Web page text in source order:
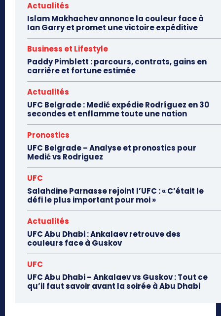
Actualités
Islam Makhachev annonce la couleur face à
Ian Garry et promet une victoire expéditive
Business et Lifestyle
Paddy Pimblett : parcours, contrats, gains en
carrière et fortune estimée
Actualités
UFC Belgrade : Medić expédie Rodríguez en 30
secondes et enflamme toute une nation
Pronostics
UFC Belgrade – Analyse et pronostics pour
Medić vs Rodriguez
UFC
Salahdine Parnasse rejoint l’UFC : « C’était le
défi le plus important pour moi »
Actualités
UFC Abu Dhabi : Ankalaev retrouve des
couleurs face à Guskov
UFC
UFC Abu Dhabi – Ankalaev vs Guskov : Tout ce
qu’il faut savoir avant la soirée à Abu Dhabi